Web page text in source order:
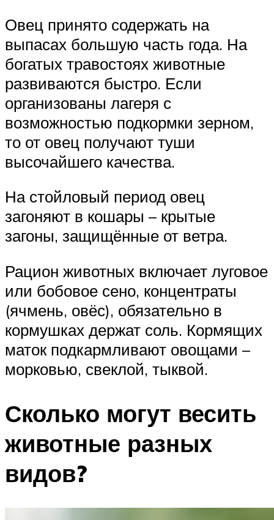
Овец принято содержать на
выпасах большую часть года. На
богатых травостоях животные
развиваются быстро. Если
организованы лагеря с
возможностью подкормки зерном,
то от овец получают туши
высочайшего качества.
На стойловый период овец
загоняют в кошары – крытые
загоны, защищённые от ветра.
Рацион животных включает луговое
или бобовое сено, концентраты
(ячмень, овёс), обязательно в
кормушках держат соль. Кормящих
маток подкармливают овощами –
морковью, свеклой, тыквой.
Сколько могут весить
животные разных
видов?